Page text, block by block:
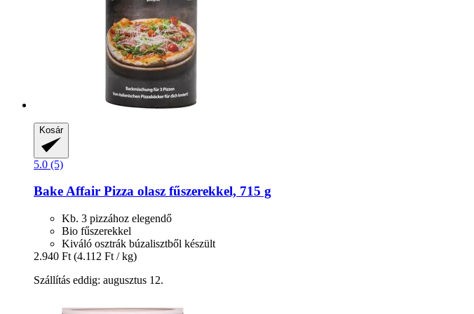
Kosár
5.0 (5)
Bake Affair Pizza olasz fűszerekkel, 715 g
Kb. 3 pizzához elegendő
Bio fűszerekkel
Kiváló osztrák búzalisztből készült
2.940 Ft (4.112 Ft / kg)
Szállítás eddig: augusztus 12.